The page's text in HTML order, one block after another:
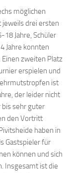
möglichen
jeweils drei ersten
18 Jahre, Schüler
Jahre konnten
zweiten Platz
erspielen und
ist
der leider nicht
sehr guter
den Vortritt
haben in
Gastspieler für
können und sich
Insgesamt ist die